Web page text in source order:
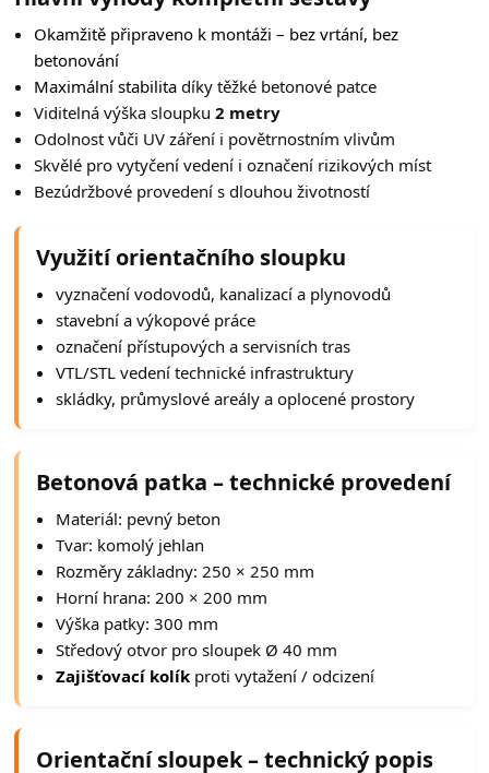
Okamžitě připraveno k montáži – bez vrtání, bez
betonování
Maximální stabilitadíky těžké betonové patce
Viditelná výška sloupku2 metry
Odolnost vůči UV záření i povětrnostním vlivům
Skvělé pro vytyčení vedení i označení rizikových míst
Bezúdržbové provedení s dlouhou životností
Využití orientačního sloupku
vyznačení vodovodů, kanalizací a plynovodů
stavební a výkopové práce
označení přístupových a servisních tras
VTL/STL vedení technické infrastruktury
skládky, průmyslové areály a oplocené prostory
Betonová patka – technické provedení
Materiál: pevný beton
Tvar: komolý jehlan
Rozměry základny: 250 × 250 mm
Horní hrana: 200 × 200 mm
Výška patky: 300 mm
Středový otvor pro sloupek Ø 40 mm
Zajišťovací kolík proti vytažení / odcizení
Orientační sloupek – technický popis